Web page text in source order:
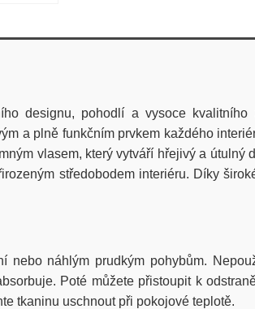
designu, pohodlí a vysoce kvalitního
a plně funkčním prvkem každého
vlasem, který vytváří hřejivý a útulný
středobodem interiéru. Díky
náhlým prudkým pohybům.
Poté můžete přistoupit k
tkaninu uschnout při pokojové teplotě.